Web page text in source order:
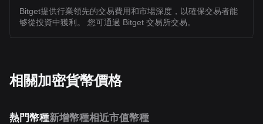
Bitget提供行業領先的交易費用和市場深度，以確保交易者能
够從投資中獲利。 您可通過 Bitget 交易所交易。
相關加密貨幣價格
熱門幣種新增幣種相近市值幣種